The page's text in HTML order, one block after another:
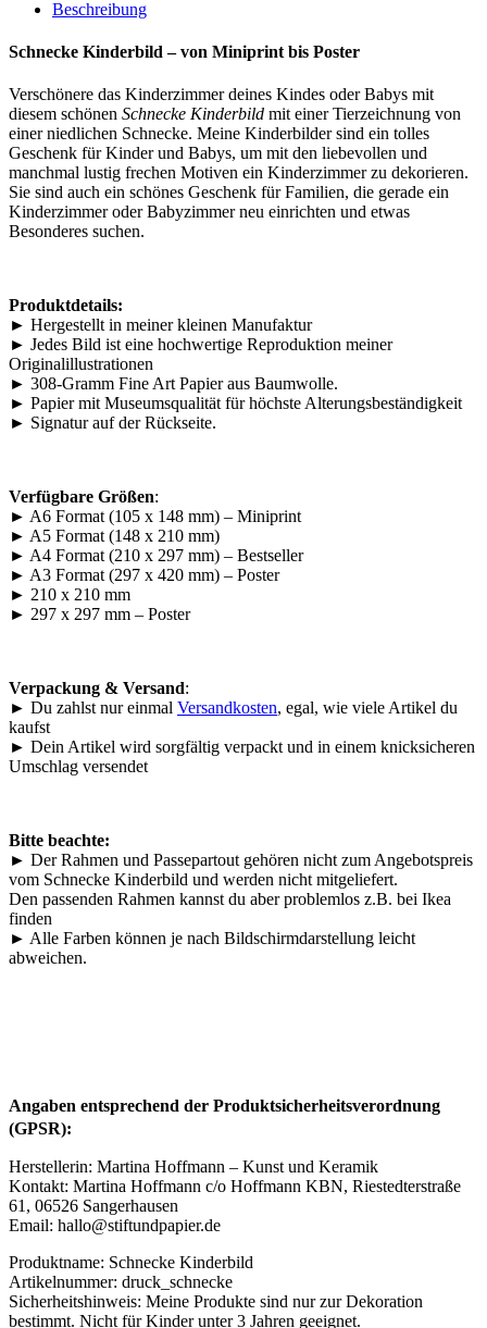
Beschreibung
Schnecke Kinderbild – von Miniprint bis Poster
Verschönere das Kinderzimmer deines Kindes oder Babys mit
diesem schönen Schnecke Kinderbild mit einer Tierzeichnung von
einer niedlichen Schnecke. Meine Kinderbilder sind ein tolles
Geschenk für Kinder und Babys, um mit den liebevollen und
manchmal lustig frechen Motiven ein Kinderzimmer zu dekorieren.
Sie sind auch ein schönes Geschenk für Familien, die gerade ein
Kinderzimmer oder Babyzimmer neu einrichten und etwas
Besonderes suchen.
Produktdetails:
► Hergestellt in meiner kleinen Manufaktur
► Jedes Bild ist eine hochwertige Reproduktion meiner
Originalillustrationen
► 308-Gramm Fine Art Papier aus Baumwolle.
► Papier mit Museumsqualität für höchste Alterungsbeständigkeit
► Signatur auf der Rückseite.
Verfügbare Größen:
► A6 Format (105 x 148 mm) – Miniprint
► A5 Format (148 x 210 mm)
► A4 Format (210 x 297 mm) – Bestseller
► A3 Format (297 x 420 mm) – Poster
► 210 x 210 mm
► 297 x 297 mm – Poster
Verpackung & Versand:
► Du zahlst nur einmal Versandkosten, egal, wie viele Artikel du
kaufst
► Dein Artikel wird sorgfältig verpackt und in einem knicksicheren
Umschlag versendet
Bitte beachte:
► Der Rahmen und Passepartout gehören nicht zum Angebotspreis
vom Schnecke Kinderbild und werden nicht mitgeliefert.
Den passenden Rahmen kannst du aber problemlos z.B. bei Ikea
finden
► Alle Farben können je nach Bildschirmdarstellung leicht
abweichen.
Angaben entsprechend der Produktsicherheitsverordnung
(GPSR):
Herstellerin: Martina Hoffmann – Kunst und Keramik
Kontakt: Martina Hoffmann c/o Hoffmann KBN, Riestedterstraße
61, 06526 Sangerhausen
Email: hallo@stiftundpapier.de
Produktname: Schnecke Kinderbild
Artikelnummer: druck_schnecke
Sicherheitshinweis: Meine Produkte sind nur zur Dekoration
bestimmt. Nicht für Kinder unter 3 Jahren geeignet.